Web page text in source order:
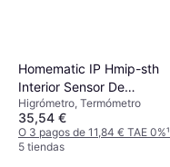
Homematic IP Hmip-sth
Interior Sensor De
Temperatura Y Humedad
Higrómetro, Termómetro
35,54 €
O 3 pagos de 11,84 € TAE 0%¹
5 tiendas